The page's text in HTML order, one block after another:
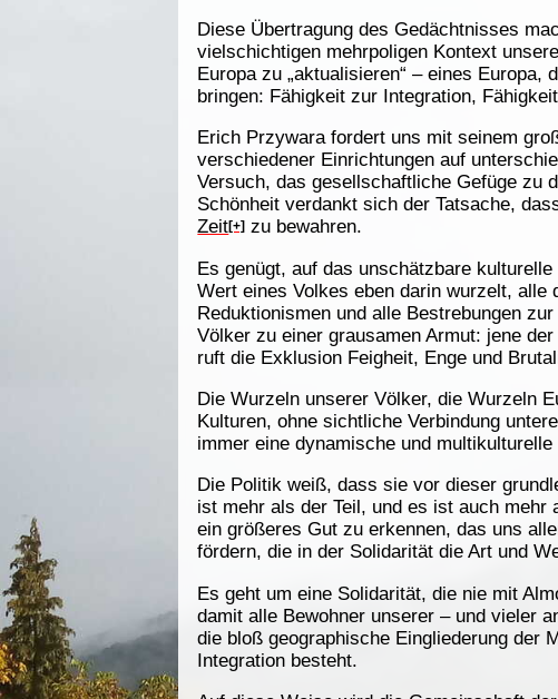
Diese Übertragung des Gedächtnisses
vielschichtigen mehrpoligen Kontext
Europa zu „aktualisieren“ – eines
bringen: Fähigkeit zur Integration,
Erich Przywara fordert uns mit seinem
verschiedener Einrichtungen auf
Versuch, das gesellschaftliche Gefüge zu
Schönheit verdankt sich der Tatsache,
Zeit[+] zu bewahren.
Es genügt, auf das unschätzbare
Wert eines Volkes eben darin wurzelt,
Reduktionismen und alle Bestrebungen
Völker zu einer grausamen Armut: jene
ruft die Exklusion Feigheit, Enge und
Die Wurzeln unserer Völker, die Wurzeln
Kulturen, ohne sichtliche Verbindung
immer eine dynamische und multikulturelle
Die Politik weiß, dass sie vor dieser
ist mehr als der Teil, und es ist auch mehr
ein größeres Gut zu erkennen, das uns
fördern, die in der Solidarität die Art und
Es geht um eine Solidarität, die nie mit
damit alle Bewohner unserer – und vieler
die bloß geographische Eingliederung der
Integration besteht.